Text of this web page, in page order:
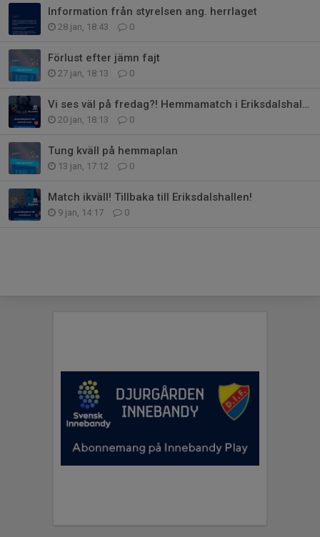
Information från styrelsen ang. herrlaget
28 jan, 18:43 0
Förlust efter jämn fajt
27 jan, 18:13 0
Vi ses väl på fredag?! Hemmamatch i Eriksdalshallen
20 jan, 18:13 0
Tung kväll på hemmaplan
13 jan, 17:12 0
Match ikväll! Tillbaka till Eriksdalshallen!
9 jan, 14:17 0